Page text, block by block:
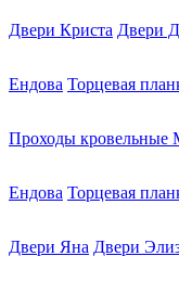
Двери Криста Двери
Ендова Торцевая
Проходы кровельные
Ендова Торцевая
Двери Яна Двери